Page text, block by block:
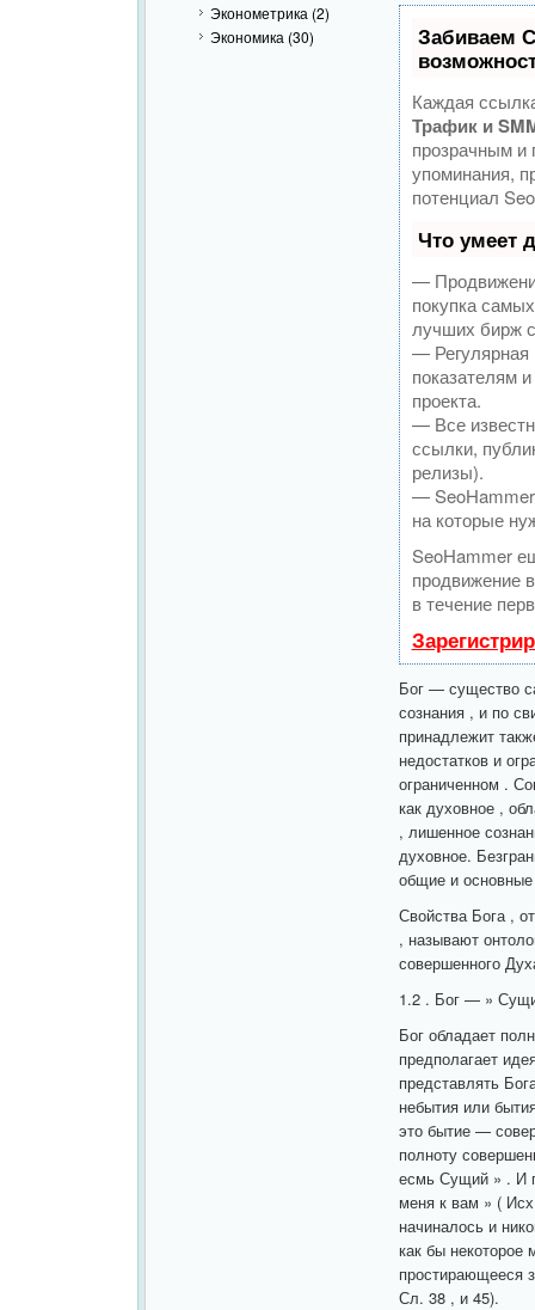
Эконометрика (2)
Экономика (30)
Забиваем
Каждая
Трафик и
прозрачным и
упоминания,
потенциал
Что умеет
—
покупка
лучших бирж
— Регулярная
показателям
проекта.
— Все
ссылки,
релизы).
— SeoHammer
на которые
SeoHammer
продвижение
в течение
Бог — существо
сознания , и по
принадлежит
недостатков и
ограниченном .
как духовное ,
, лишенное
духовное.
общие и основные
Свойства Бога ,
, называют
совершенного
1.2 . Бог — »
Бог обладает
предполагает
представлять
небытия или
это бытие —
полноту
есмь Сущий » . И
меня к вам » (
начиналось и
как бы некоторое
простирающееся
Сл. 38 , и 45).